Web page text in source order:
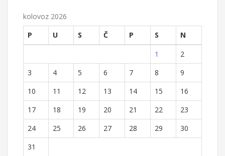
kolovoz 2026
P
U S Č P S
N
1
2
3
4 5 6 7 8
9
10
11 12 13 14 15
16
17
18 19 20 21 22
23
24
25 26 27 28 29
30
31